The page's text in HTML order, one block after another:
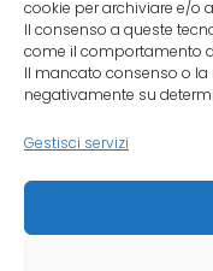
cookie per archiviare e/o
Il consenso a queste
come il comportamento
Il mancato consenso o
negativamente su
Gestisci servizi